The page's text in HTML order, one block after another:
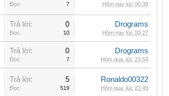
Đọc: 7 Hôm nay lúc 00:38
Trả lời: 0
Đọc: 10
Drograms
Hôm nay lúc 00:27
Trả lời: 0
Đọc: 7
Drograms
Hôm qua, lúc 23:50
Trả lời: 5
Đọc: 519
Ronaldo00322
Hôm qua, lúc 23:45